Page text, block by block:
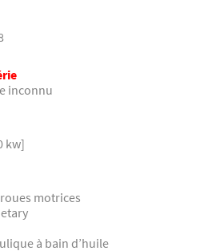
inconnu
kw]
motrices
à bain d’huile